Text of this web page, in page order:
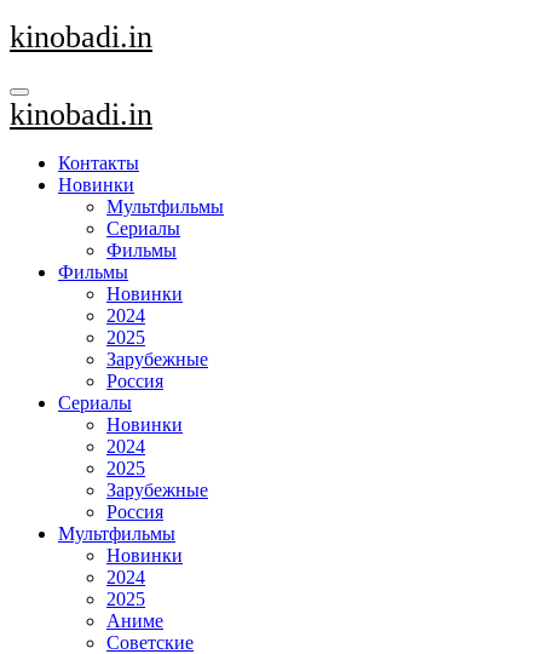
Перейти
к
kinobadi.in
kinobadi.in
Контакты
Новинки
Мультфильмы
Сериалы
Фильмы
Фильмы
Новинки
2024
2025
Зарубежные
Россия
Сериалы
Новинки
2024
2025
Зарубежные
Россия
Мультфильмы
Новинки
2024
2025
Аниме
Советские